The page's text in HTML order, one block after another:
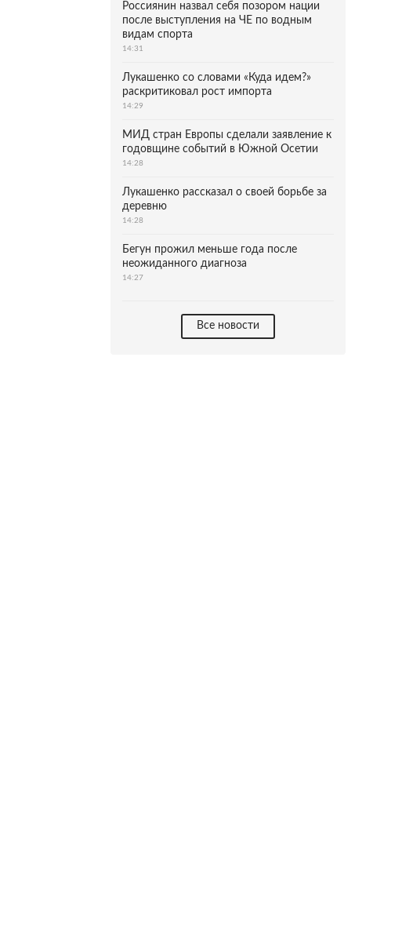
Россиянин назвал себя позором нации
после выступления на ЧЕ по водным
видам спорта
14:31
Лукашенко со словами «Куда идем?»
раскритиковал рост импорта
14:29
МИД стран Европы сделали заявление к
годовщине событий в Южной Осетии
14:28
Лукашенко рассказал о своей борьбе за
деревню
14:28
Бегун прожил меньше года после
неожиданного диагноза
14:27
Все новости